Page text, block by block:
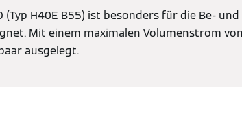
H40E B55) ist besonders für die Be- und
Mit einem maximalen Volumenstrom
ausgelegt.